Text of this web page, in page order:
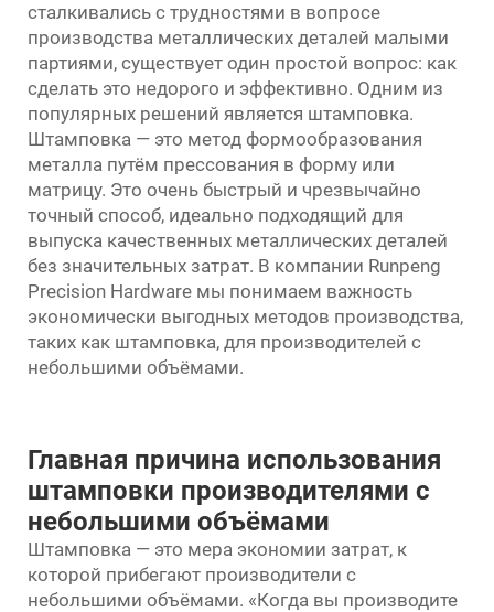
сталкивались с трудностями в вопросе
производства металлических деталей малыми
партиями, существует один простой вопрос: как
сделать это недорого и эффективно. Одним из
популярных решений является штамповка.
Штамповка — это метод формообразования
металла путём прессования в форму или
матрицу. Это очень быстрый и чрезвычайно
точный способ, идеально подходящий для
выпуска качественных металлических деталей
без значительных затрат. В компании Runpeng
Precision Hardware мы понимаем важность
экономически выгодных методов производства,
таких как штамповка, для производителей с
небольшими объёмами.
Главная причина использования
штамповки производителями с
небольшими объёмами
Штамповка — это мера экономии затрат, к
которой прибегают производители с
небольшими объёмами. «Когда вы производите